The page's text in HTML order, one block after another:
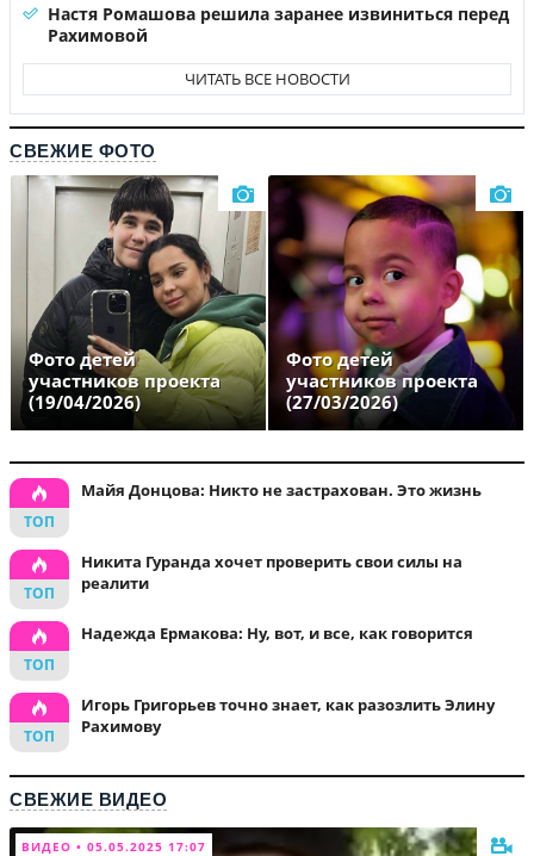
Настя Ромашова решила заранее извиниться перед
Рахимовой
ЧИТАТЬ ВСЕ НОВОСТИ
СВЕЖИЕ ФОТО
Фото детей
участников проекта
(19/04/2026)
Фото детей
участников проекта
(27/03/2026)
Майя Донцова: Никто не застрахован. Это жизнь
Никита Гуранда хочет проверить свои силы на
реалити
Надежда Ермакова: Ну, вот, и все, как говорится
Игорь Григорьев точно знает, как разозлить Элину
Рахимову
СВЕЖИЕ ВИДЕО
ВИДЕО • 05.05.2025 17:07